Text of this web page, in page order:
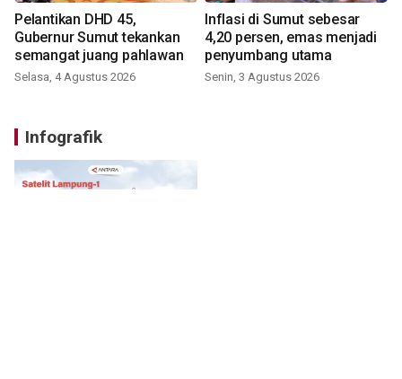
Pelantikan DHD 45,
Gubernur Sumut tekankan
semangat juang pahlawan
Selasa, 4 Agustus 2026
Inflasi di Sumut sebesar
4,20 persen, emas menjadi
penyumbang utama
Senin, 3 Agustus 2026
Infografik